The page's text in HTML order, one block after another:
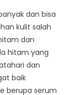
dan bisa
kulit salah
dan
hitam yang
dan
baik
berupa serum